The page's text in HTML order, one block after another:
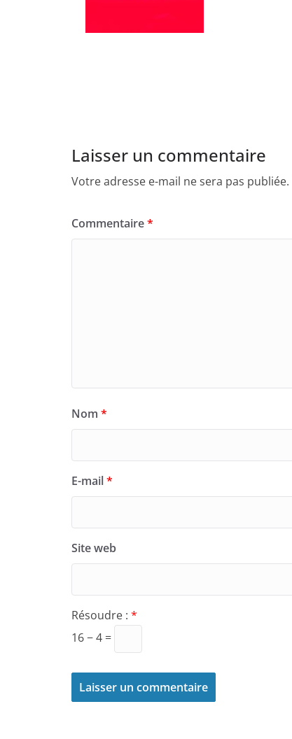
Laisser un commentaire
Votre adresse e-mail ne sera pas publiée.
Commentaire*
Nom *
E-mail*
Site web
Résoudre : *
16 − 4 =